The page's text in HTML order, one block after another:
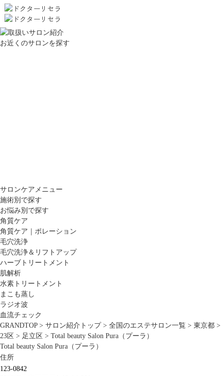
お近くのサロンを探す
サロンケアメニュー
施術別で探す
お悩み別で探す
角質ケア
角質ケア｜ポレーション
毛穴洗浄
毛穴洗浄＆リフトアップ
ハーブトリートメント
肌解析
水素トリートメント
まこも蒸し
ラジオ波
血流チェック
GRANDTOP > サロン紹介トップ > 全国のエステサロン一覧 > 東京都 >
23区 > 足立区 > Total beauty Salon Pura（プーラ）
Total beauty Salon Pura（プーラ）
住所
123-0842